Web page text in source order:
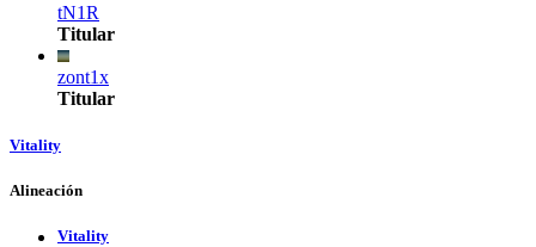
tN1R
Titular
zont1x
Titular
Vitality
Alineación
Vitality